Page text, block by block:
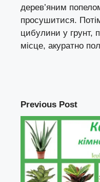
дерев’яним
просушитися.
цибулини у грунт,
місце, акуратно
Previous Post